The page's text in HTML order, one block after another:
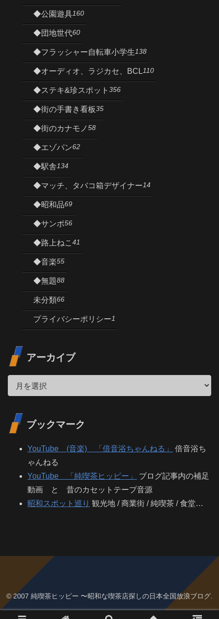
◆公園遊具160
◆団地世代60
◆フラッシャー自転車小学生138
◆オーディオ、ラジカセ、BCL110
◆ステキ&珍スポット 356
◆街の手書き看板35
◆街のカナモノ58
◆エゾパン62
◆駅舎134
◆マッチ、タバコ箱デザイナー14
◆昭和品69
◆サンポ56
◆路上ねこ41
◆音楽55
◆無題88
未分類66
プライバシーポリシー1
アーカイブ
ブックマーク
YouTube (音楽) 「倍音浴ちゃんねる」
倍音浴ち
ゃんねる
YouTube 「純喫茶ヒッピー」
ブログ記事内の補足
動画 と 昔のカセットテープ音源
昭和スポット巡り 観光地 / 商業街 / 純喫茶 / 食堂…
© 2007 純喫茶ヒッピー 〜昭和な喫茶店探しの日本全国放浪ブログ.